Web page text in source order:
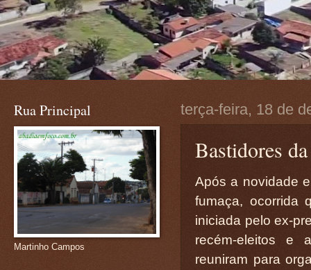
terça-feira, 18 de
Bastidores
Após a novidade
fumaça, ocorrida
iniciada pelo ex-
recém-eleitos e
reuniram para
Rua Principal
Martinho Campos